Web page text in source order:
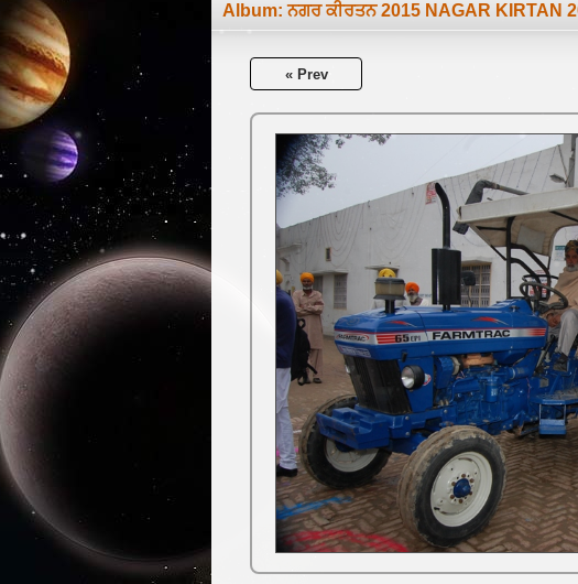
Album:ਨਗਰ ਕੀਰਤਨ 2015 NAGAR KIRTAN
« Prev